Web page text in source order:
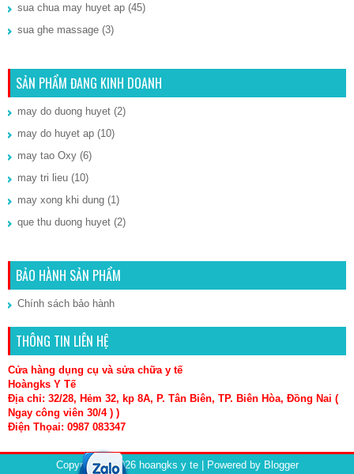
sua chua may huyet ap (45)
sua ghe massage (3)
SẢN PHẨM ĐANG KINH DOANH
may do duong huyet (2)
may do huyet ap (10)
may tao Oxy (6)
may tri lieu (10)
may xong khi dung (1)
que thu duong huyet (2)
BẢO HÀNH SẢN PHẨM
Chính sách bảo hành
THÔNG TIN LIÊN HỆ
Cửa hàng dụng cụ và sửa chữa y tế
Hoàngks Y Tế
Địa chỉ: 32/28, Hẻm 32, kp 8A, P. Tân Biên, TP. Biên Hòa, Đồng Nai (
Ngay công viên 30/4 ) )
Điện Thọai: 0987 083347
Copyright ©2026 hoangks y te| Powered by Blogger